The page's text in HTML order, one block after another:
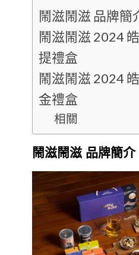
鬧滋鬧滋 品牌簡
鬧滋鬧滋 2024
提禮盒
鬧滋鬧滋 2024
金禮盒
相關
鬧滋鬧滋 品牌簡介